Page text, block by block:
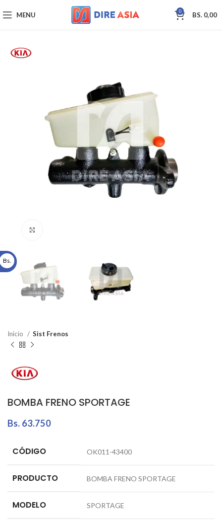
MENU 0 BS. 0,00
Inicio Sist Frenos
BOMBA FRENO SPORTAGE
Bs. 63.750
CÓDIGO OK011-43400
PRODUCTO BOMBA FRENO SPORTAGE
MODELO SPORTAGE
Bs.